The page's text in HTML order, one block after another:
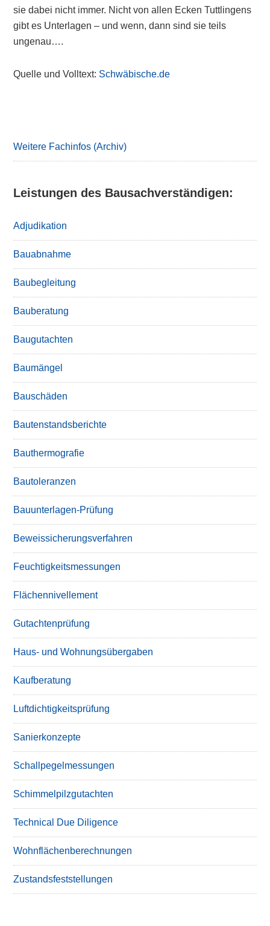
sie dabei nicht immer. Nicht von allen Ecken Tuttlingens
gibt es Unterlagen – und wenn, dann sind sie teils
ungenau….
Quelle und Volltext: Schwäbische.de
Weitere Fachinfos (Archiv)
Leistungen des Bausachverständigen:
Adjudikation
Bauabnahme
Baubegleitung
Bauberatung
Baugutachten
Baumängel
Bauschäden
Bautenstandsberichte
Bauthermografie
Bautoleranzen
Bauunterlagen-Prüfung
Beweissicherungsverfahren
Feuchtigkeitsmessungen
Flächennivellement
Gutachtenprüfung
Haus- und Wohnungsübergaben
Kaufberatung
Luftdichtigkeitsprüfung
Sanierkonzepte
Schallpegelmessungen
Schimmelpilzgutachten
Technical Due Diligence
Wohnflächenberechnungen
Zustandsfeststellungen